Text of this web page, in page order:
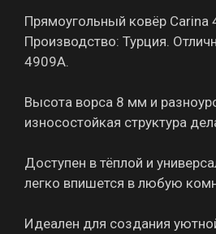
Прямоугольный ковёр Carina
Производство: Турция.
4909A.
Высота ворса 8 мм и
износостойкая структура
Доступен в тёплой и
легко впишется в любую
Идеален для создания